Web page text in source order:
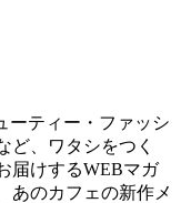
ーティー・ファッシ
ど、ワタシをつく
届けするWEBマガ
のカフェの新作メ